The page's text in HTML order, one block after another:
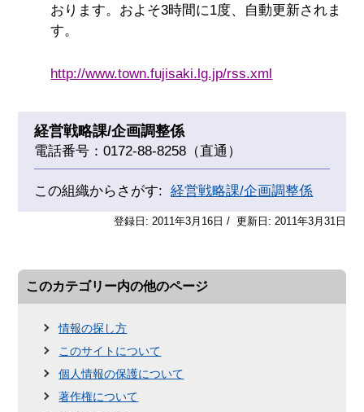
おります。およそ3時間に1度、自動更新されま
す。
http://www.town.fujisaki.lg.jp/rss.xml
経営戦略課/企画調整係
電話番号：0172-88-8258（直通）
この組織からさがす:経営戦略課/企画調整係
登録日: 2011年3月16日 / 更新日: 2011年3月31日
このカテゴリー内の他のページ
情報の探し方
このサイトについて
個人情報の保護について
著作権について